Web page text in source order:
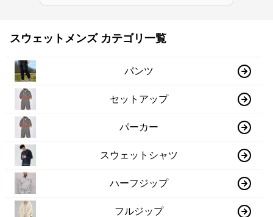
スウェットメンズ カテゴリ一覧
パンツ
セットアップ
パーカー
スウェットシャツ
ハーフジップ
フルジップ